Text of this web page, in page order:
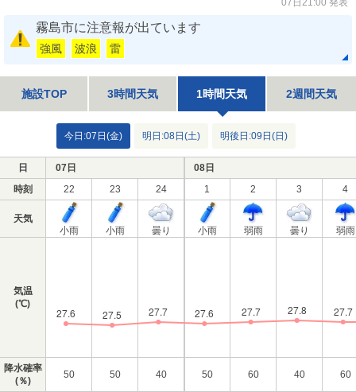
07日21:00 発表
霧島市に注意報が出ています
強風 波浪 雷
施設TOP 3時間天気 1時間天気 2週間天気
今日:07日(金) 明日:08日(土) 明後日:09日(日)
日 07日
08日
時刻
22 23 24 1 2 3 4
天気
小雨
小雨 曇り 小雨 弱雨 曇り 弱雨
気温
(℃)
降水確率
(％)
50 50 40 50 60 40 60